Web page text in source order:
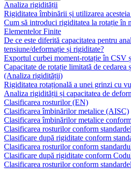
Analiza rigidității
Rigiditatea îmbinării și utilizarea
Cum să introduci rigiditatea la rotație în
Elementelor Finite
De ce este diferită capacitatea pentru
tensiune/deformație și rigiditate?
Exportul curbei moment-rotație în CSV
Capacitate de rotație limitată de
(Analiza rigidității)
Rigiditatea rotațională a unei grinzi cu
Analiza rigidității și capacitatea de
Clasificarea rosturilor (EN)
Clasificarea îmbinărilor metalice (AISC)
Clasificarea îmbinărilor metalice
Clasificarea rosturilor conform
Clasificare după rigiditate conform
Clasificarea rosturilor conform
Clasificare după rigiditate conform
Clasificarea rosturilor conform